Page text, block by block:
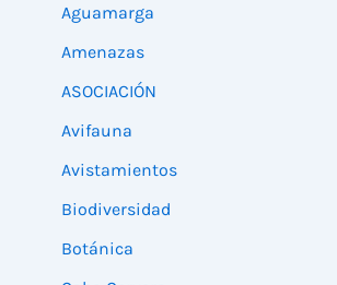
Aguamarga
Amenazas
ASOCIACIÓN
Avifauna
Avistamientos
Biodiversidad
Botánica